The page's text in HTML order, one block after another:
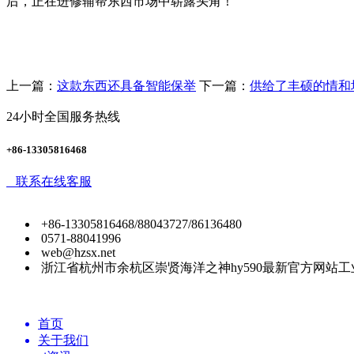
上一篇： 这款东西还具备智能保举 下一篇： 供给了丰硕的情和
24小时全国服务热线
+86-13305816468
联系在线客服
+86-13305816468/88043727/86136480
0571-88041996
web@hzsx.net
浙江省杭州市余杭区崇贤海洋之神hy590最新官方网站工
首页
关于我们